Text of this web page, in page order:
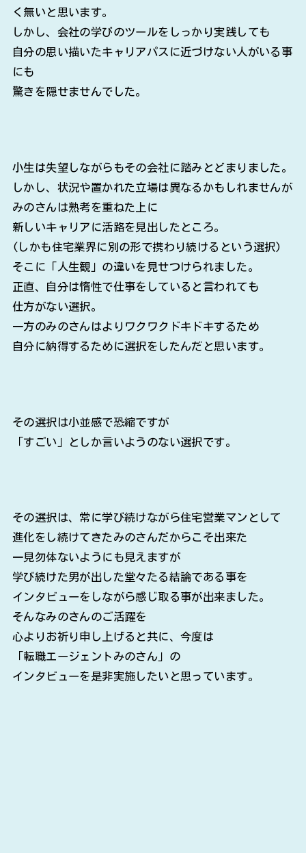
く無いと思います。
しかし、会社の学びのツールをしっかり実践しても
自分の思い描いたキャリアパスに近づけない人がいる事
にも
驚きを隠せませんでした。
小生は失望しながらもその会社に踏みとどまりました。
しかし、状況や置かれた立場は異なるかもしれませんが
みのさんは熟考を重ねた上に
新しいキャリアに活路を見出したところ。
(しかも住宅業界に別の形で携わり続けるという選択)
そこに「人生観」の違いを見せつけられました。
正直、自分は惰性で仕事をしていると言われても
仕方がない選択。
一方のみのさんはよりワクワクドキドキするため
自分に納得するために選択をしたんだと思います。
その選択は小並感で恐縮ですが
「すごい」としか言いようのない選択です。
その選択は、常に学び続けながら住宅営業マンとして
進化をし続けてきたみのさんだからこそ出来た
一見勿体ないようにも見えますが
学び続けた男が出した堂々たる結論である事を
インタビューをしながら感じ取る事が出来ました。
そんなみのさんのご活躍を
心よりお祈り申し上げると共に、今度は
「転職エージェントみのさん」の
インタビューを是非実施したいと思っています。